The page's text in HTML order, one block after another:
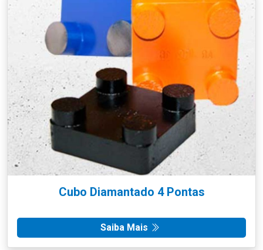
Cubo Diamantado 4 Pontas
Saiba Mais